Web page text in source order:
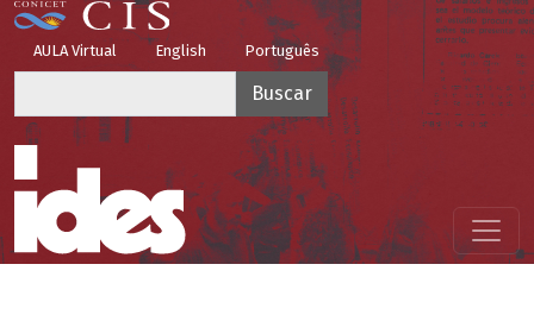
Pasar al contenido principal
Top Menu
AULA Virtual English Português
Menú principal